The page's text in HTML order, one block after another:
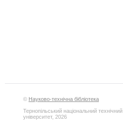
© Науково-технічна бібліотека
Тернопільський національний технічний
університет, 2026